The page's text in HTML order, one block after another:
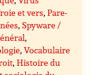
et vers,Pare-
, Spyware /
,
,Vocabulaire
,Histoire du